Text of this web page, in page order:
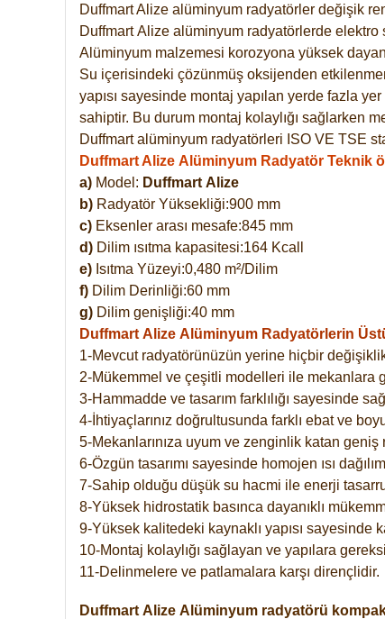
Duffmart Alize alüminyum radyatörler değişik
DuffmartAlize alüminyum radyatörlerde elektro
Alüminyum malzemesi korozyona yüksek
Su içerisindeki çözünmüş oksijenden
yapısı sayesinde montaj yapılan yerde fazla
sahiptir. Bu durum montaj kolaylığı sağlarken
Duffmart alüminyum radyatörleri ISO VE TSE
Duffmart Alize Alüminyum Radyatör Teknik
a) Model: Duffmart Alize
b) Radyatör Yüksekliği:900 mm
c) Eksenler arası mesafe:845 mm
d) Dilim ısıtma kapasitesi:164 Kcall
e) Isıtma Yüzeyi:0,480 m²/Dilim
f) Dilim Derinliği:60 mm
g) Dilim genişliği:40 mm
Duffmart Alize Alüminyum Radyatörlerin
1-Mevcut radyatörünüzün yerine hiçbir
2-Mükemmel ve çeşitli modelleri ile mekanlara
3-Hammadde ve tasarım farklılığı sayesinde
4-İhtiyaçlarınız doğrultusunda farklı ebat ve
5-Mekanlarınıza uyum ve zenginlik katan
6-Özgün tasarımı sayesinde homojen ısı
7-Sahip olduğu düşük su hacmi ile enerji
8-Yüksek hidrostatik basınca dayanıklı
9-Yüksek kalitedeki kaynaklı yapısı sayesinde
10-Montaj kolaylığı sağlayan ve yapılara
11-Delinmelere ve patlamalara karşı dirençlidir.
Duffmart Alize Alüminyum radyatörü